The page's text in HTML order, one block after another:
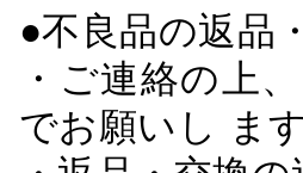
●不良品の返品
・ご連絡の上
でお願いし ます